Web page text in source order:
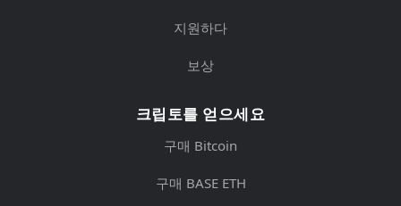
지원하다
보상
크립토를 얻으세요
구매 Bitcoin
구매 BASE ETH